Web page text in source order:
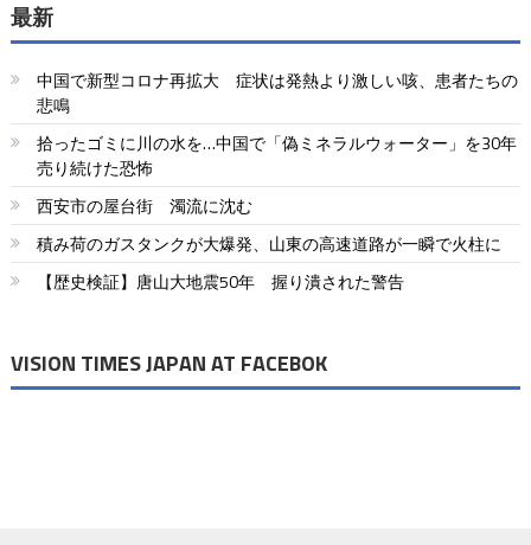
ナ
ビ
ゲ
ー
シ
ョ
ン
最新
中国で新型コロナ再拡大 症状は発熱より激しい咳、患者たちの
悲鳴
拾ったゴミに川の水を…中国で「偽ミネラルウォーター」を30年
売り続けた恐怖
西安市の屋台街 濁流に沈む
積み荷のガスタンクが大爆発、山東の高速道路が一瞬で火柱に
【歴史検証】唐山大地震50年 握り潰された警告
VISION TIMES JAPAN AT FACEBOK